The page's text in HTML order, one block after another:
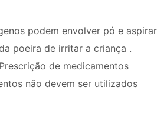
podem envolver pó e aspirar
poeira de irritar a criança .
de medicamentos
não devem ser utilizados